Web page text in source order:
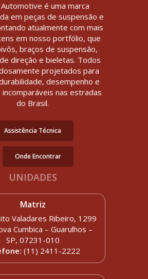
é uma marca
em peças de suspensão e
atualmente com mais
em nosso portfólio, que
braços de suspensão,
direção e bieletas. Todos
projetados para
desempenho e
incomparáveis nas estradas
do Brasil.
Assistência Técnica
Onde Encontrar
UNIDADES
Matriz
Valadares Ribeiro, 1299
Cumbica – Guarulhos –
SP, 07231-010
(11) 2411-2222